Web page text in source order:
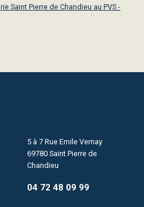
Saint Pierre de Chandieu au PVS -
5 à 7 Rue Emile Vernay
69780 Saint Pierre de
Chandieu
04 72 48 09 99